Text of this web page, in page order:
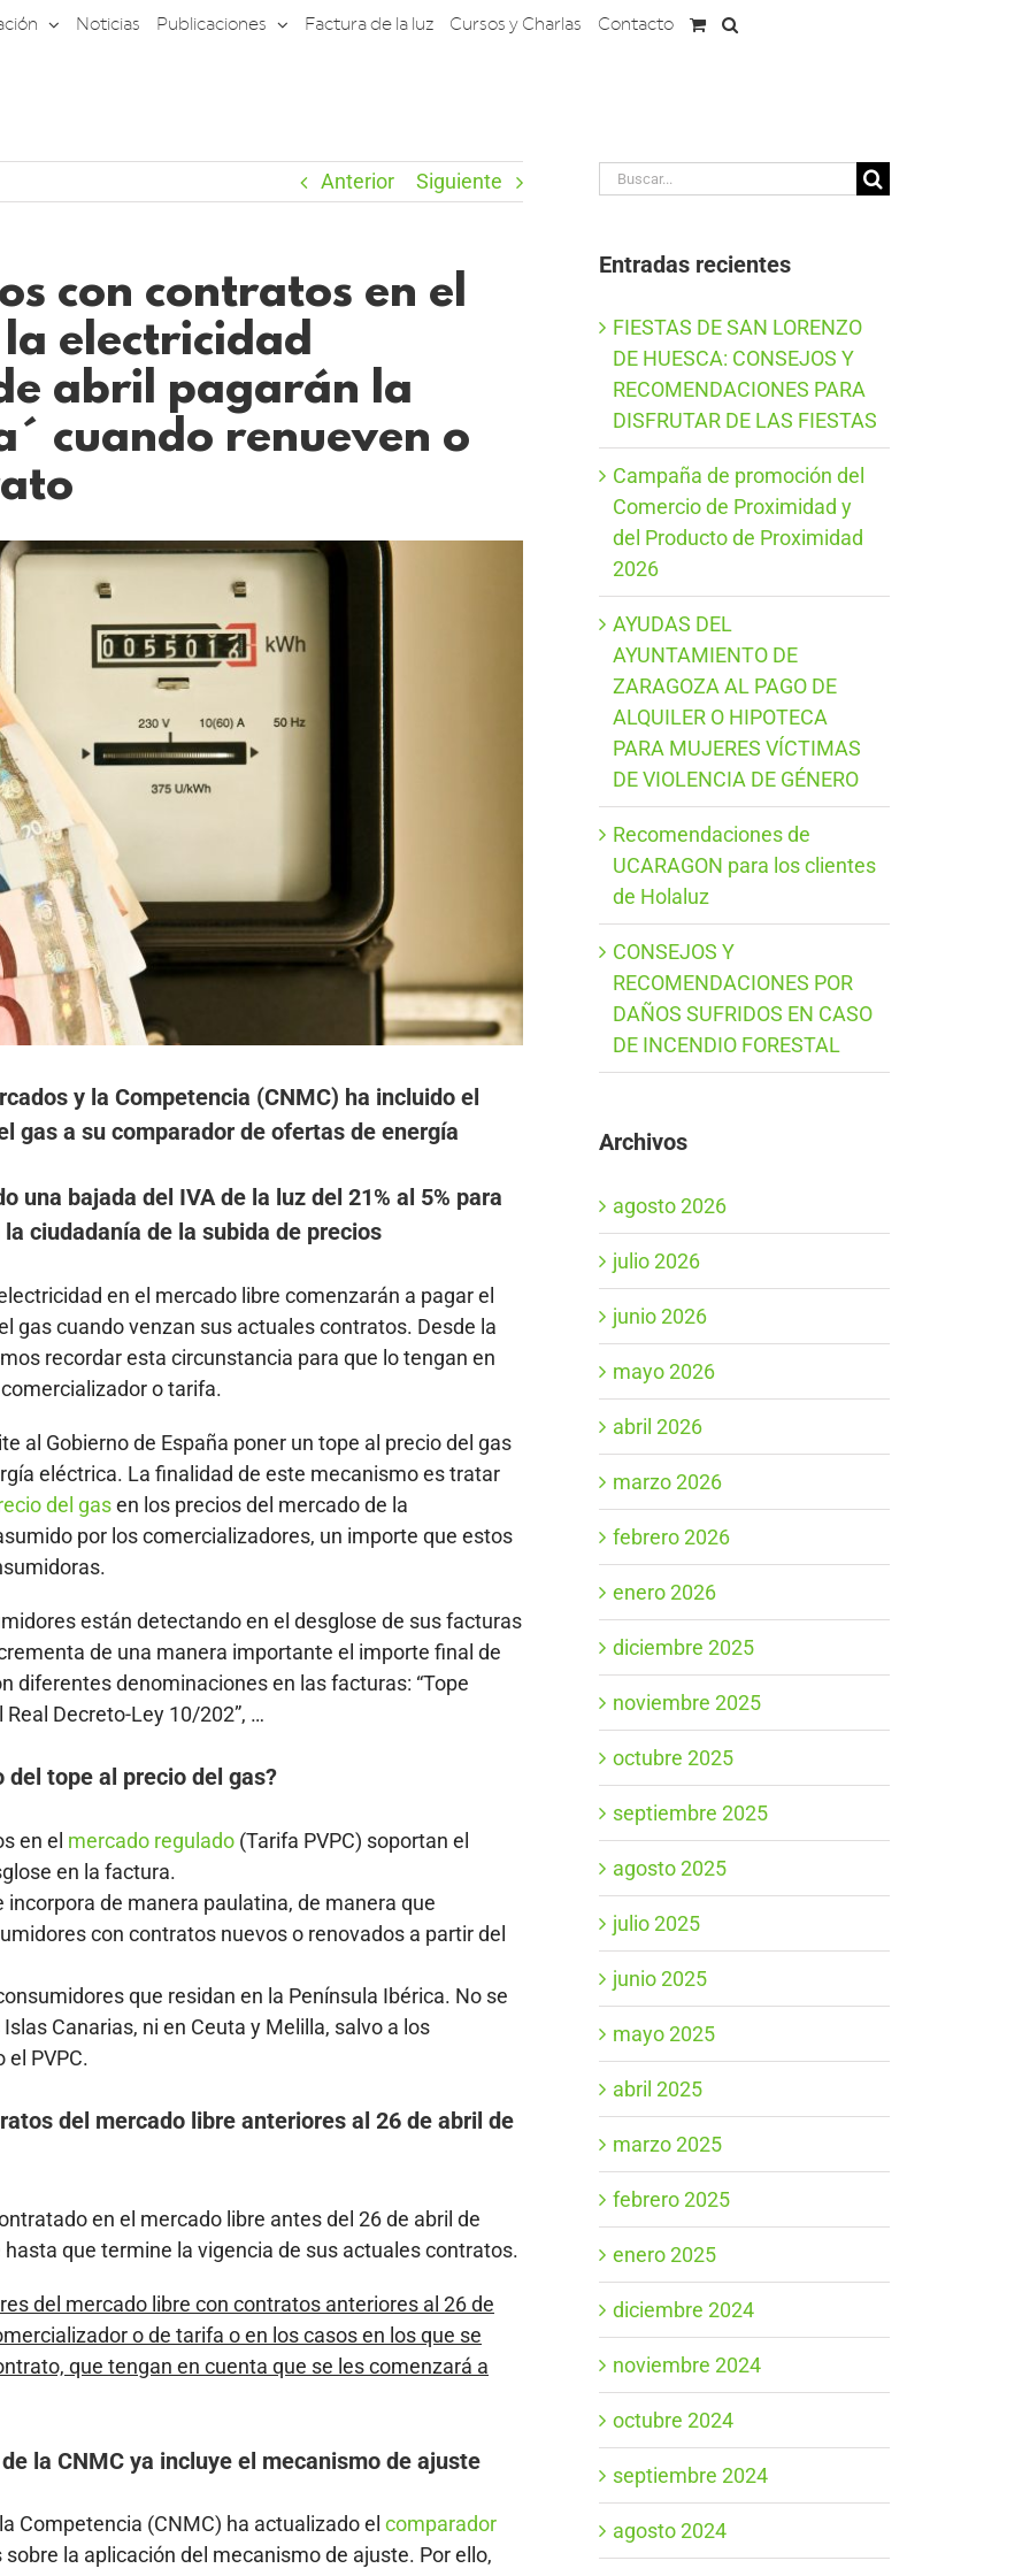
Noticias Publicaciones Factura de la luz Cursos y Charlas Contacto
Anterior Siguiente
con contratos en el
electricidad
abril pagarán la
cuando renueven o
y la Competencia (CNMC) ha incluido el
gas a su comparador de ofertas de energía
una bajada del IVA de la luz del 21% al 5% para
ciudadanía de la subida de precios
en el mercado libre comenzarán a pagar el
gas cuando venzan sus actuales contratos. Desde la
recordar esta circunstancia para que lo tengan en
o tarifa.
al Gobierno de España poner un tope al precio del gas
eléctrica. La finalidad de este mecanismo es tratar
del gasen los precios del mercado de la
por los comercializadores, un importe que estos
están detectando en el desglose de sus facturas
de una manera importante el importe final de
diferentes denominaciones en las facturas: “Tope
Decreto-Ley 10/202”, …
del tope al precio del gas?
en el mercado regulado (Tarifa PVPC) soportan el
en la factura.
de manera paulatina, de manera que
con contratos nuevos o renovados a partir del
que residan en la Península Ibérica. No se
Canarias, ni en Ceuta y Melilla, salvo a los
PVPC.
del mercado libre anteriores al 26 de abril de
en el mercado libre antes del 26 de abril de
que termine la vigencia de sus actuales contratos.
del mercado libre con contratos anteriores al 26 de
o de tarifa o en los casos en los que se
que tengan en cuenta que se les comenzará a
la CNMC ya incluye el mecanismo de ajuste
Competencia (CNMC) ha actualizado el comparador
la aplicación del mecanismo de ajuste. Por ello,
Buscar:
Entradas recientes
FIESTAS DE SAN LORENZO
DE HUESCA: CONSEJOS Y
RECOMENDACIONES PARA
DISFRUTAR DE LAS FIESTAS
Campaña de promoción del
Comercio de Proximidad y
del Producto de Proximidad
2026
AYUDAS DEL
AYUNTAMIENTO DE
ZARAGOZA AL PAGO DE
ALQUILER O HIPOTECA
PARA MUJERES VÍCTIMAS
DE VIOLENCIA DE GÉNERO
Recomendaciones de
UCARAGON para los clientes
de Holaluz
CONSEJOS Y
RECOMENDACIONES POR
DAÑOS SUFRIDOS EN CASO
DE INCENDIO FORESTAL
Archivos
agosto 2026
julio 2026
junio 2026
mayo 2026
abril 2026
marzo 2026
febrero 2026
enero 2026
diciembre 2025
noviembre 2025
octubre 2025
septiembre 2025
agosto 2025
julio 2025
junio 2025
mayo 2025
abril 2025
marzo 2025
febrero 2025
enero 2025
diciembre 2024
noviembre 2024
octubre 2024
septiembre 2024
agosto 2024